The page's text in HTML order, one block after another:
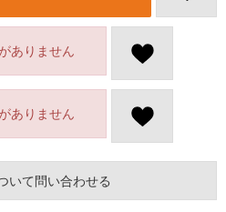
ありません
ありません
いて問い合わせる